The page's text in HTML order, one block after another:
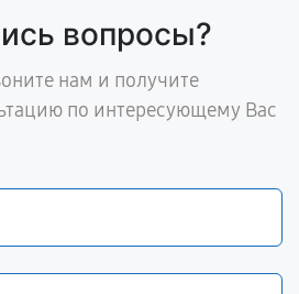
вопросы?
нам и получите
по интересующему Вас